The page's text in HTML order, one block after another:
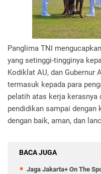
Panglima TNI
yang setinggi-tingginya
Kodiklat AU, dan
termasuk kepada para
pelatih atas kerja kerasnya
pendidikan sampai dengan
dengan baik, aman, dan
BACA JUGA
Jaga Jakarta+ On The